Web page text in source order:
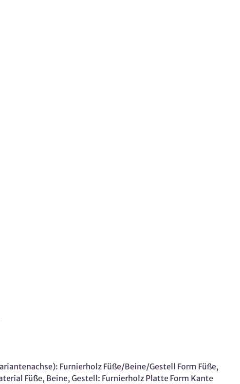
Furnierholz Füße/Beine/Gestell Form Füße,
Füße, Beine, Gestell: Furnierholz Platte Form Kante